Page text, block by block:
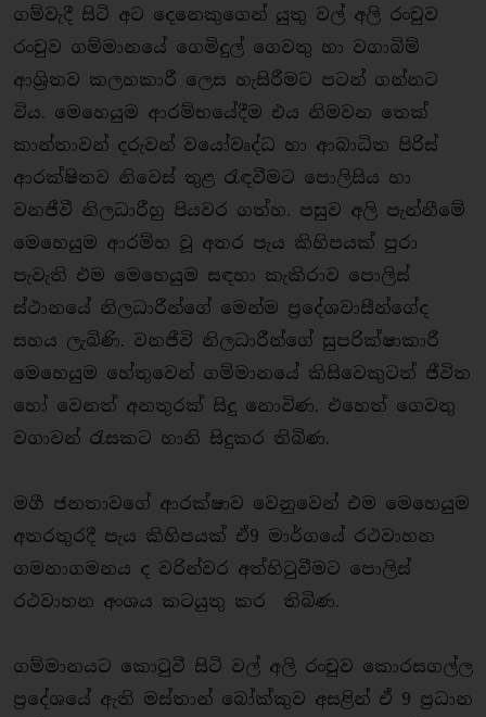
ගම්වැදී සිටි අට දෙනෙකුගෙන් යුතු වල් අලි රංචුව
රංචුව ගම්මානයේ ගෙමිදුල් ගෙවතු හා වගාබිම්
ආශ්‍රිතව කලහකාරී ලෙස හැසිරීමට පටන් ගන්නට
විය. මෙහෙයුම ආරම්භයේදීම එය නිමවන තෙක්
කාන්තාවන් දරුවන් වයෝවෘද්ධ හා ආබාධිත පිරිස්
ආරක්ෂිතව නිවෙස් තුළ රැඳවීමට පොලිසිය හා
වනජීවී නිලධාරීහු පියවර ගත්හ. පසුව අලි පැන්නීමේ
මෙහෙයුම ආරම්භ වූ අතර පැය කිහිපයක් පුරා
පැවැති එම මෙහෙයුම සඳහා කැකිරාව පොලිස්
ස්ථානයේ නිලධාරීන්ගේ මෙන්ම ප්‍රදේශවාසීන්ගේද
සහය ලැබිණි. වනජීවි නිලධාරීන්ගේ සුපරික්ෂාකාරී
මෙහෙයුම හේතුවෙන් ගම්මානයේ කිසිවෙකුටත් ජීවිත
හෝ වෙනත් අනතුරක් සිදු නොවිණ. එහෙත් ගෙවතු
වගාවන් රැසකට හානි සිදුකර තිබිණ.
මගී ජනතාවගේ ආරක්ෂාව වෙනුවෙන් එම මෙහෙයුම
අතරතුරදී පැය කිහිපයක් ඒ9 මාර්ගයේ රථවාහන
ගමනාගමනය ද වරින්වර අත්හිටුවීමට පොලිස්
රථවාහන අංශය කටයුතු කර තිබිණ.
ගම්මානයට කොටුවී සිටි වල් අලි රංචුව කොරසගල්ල
ප්‍රදේශයේ ඇති මස්තාන් බෝක්කුව අසළින් ඒ 9 ප්‍රධාන